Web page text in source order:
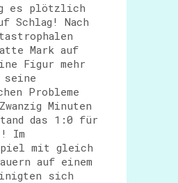
es plötzlich
Schlag! Nach
Mark auf
Figur mehr
Probleme
Minuten
das 1:0 für
Im
mit gleich
auf einem
sich